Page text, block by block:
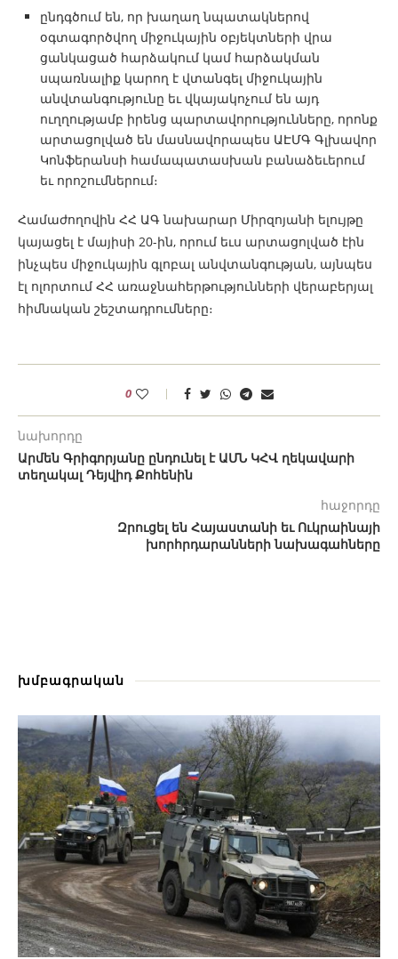
ընդգծում են, որ խաղաղ նպատակներով
օգտագործվող միջուկային օբյեկտների վրա
ցանկացած հարձակում կամ հարձակման
սպառնալիք կարող է վտանգել միջուկային
անվտանգությունը եւ վկայակոչում են այդ
ուղղությամբ իրենց պարտավորությունները, որոնք
արտացոլված են մասնավորապես ԱԷՄԳ Գլխավոր
Կոնֆերանսի համապատասխան բանաձեւերում
եւ որոշումներում։
Համաժողովին ՀՀ ԱԳ նախարար Միրզոյանի ելույթը
կայացել է մայիսի 20-ին, որում եւս արտացոլված էին
ինչպես միջուկային գլոբալ անվտանգության, այնպես
էլ ոլորտում ՀՀ առաջնահերթությունների վերաբերյալ
հիմնական շեշտադրումները։
0
նախորդը
Արմեն Գրիգորյանը ընդունել է ԱՄՆ ԿՀՎ ղեկավարի
տեղակալ Դեյվիդ Քոհենին
հաջորդը
Զրուցել են Հայաստանի եւ Ուկրաինայի
խորհրդարանների նախագահները
խմբագրական